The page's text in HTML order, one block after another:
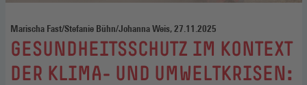
Marischa Fast/Stefanie Bühn/Johanna Weis, 27.11.2025
:
GESUNDHEITSSCHUTZ IM KONTEXT
DER KLIMA- UND UMWELTKRISEN: